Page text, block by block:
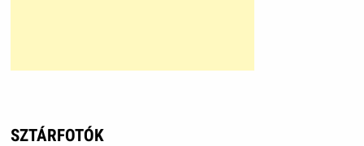
SZTÁRFOTÓK